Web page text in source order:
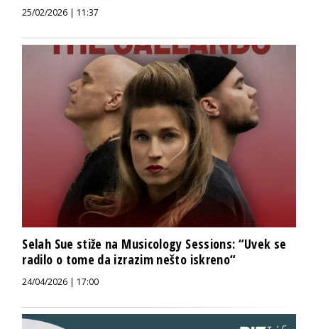
25/02/2026 | 11:37
Selah Sue stiže na Musicology Sessions: “Uvek se
radilo o tome da izrazim nešto iskreno“
24/04/2026 | 17:00